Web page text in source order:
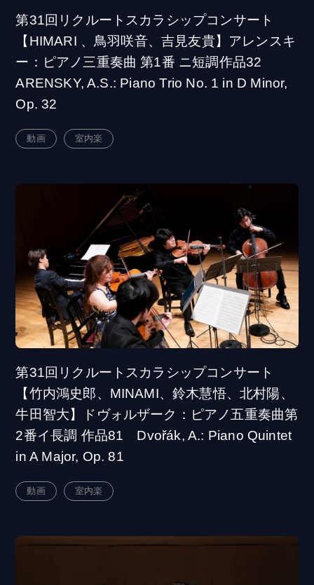
第31回リクルートスカラシップコンサート
【HIMARI 、鳥羽咲音、吉見友貴】アレンスキ
ー：ピアノ三重奏曲 第1番 ニ短調作品32
ARENSKY, A.S.: Piano Trio No. 1 in D Minor,
Op. 32
動画 室内楽
第31回リクルートスカラシップコンサート
【竹内鴻史郎、MINAMI、鈴木慧悟、北村陽、
牛田智大】ドヴォルザーク：ピアノ五重奏曲第
2番イ長調 作品81 Dvořák, A.: Piano Quintet
in A Major, Op. 81
動画 室内楽